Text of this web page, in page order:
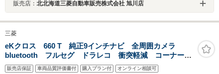
販売店： 北北海道三菱自動車販売株式会社 旭川店
三菱
eKクロス 660 T 純正9インチナビ 全周囲カメラ
bluetooth フルセグ ドラレコ 衝突軽減 コーナーセ
ンサー シートエアコン LEDヘッド オートライト
販売店保証 車両品質評価書付 購入プラン付 オンライン相談可